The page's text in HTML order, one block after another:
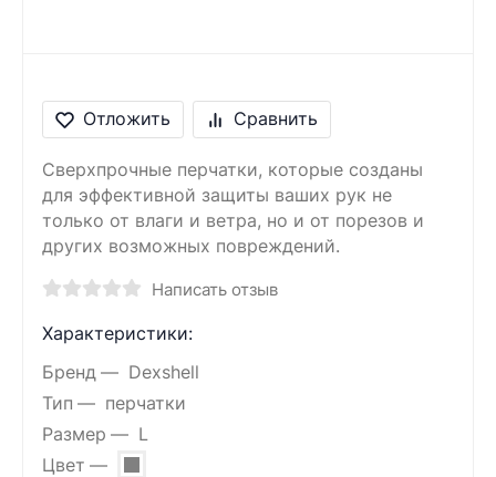
Отложить Сравнить
Сверхпрочные перчатки, которые созданы
для эффективной защиты ваших рук не
только от влаги и ветра, но и от порезов и
других возможных повреждений.
Написать отзыв
Характеристики:
Бренд
Dexshell
Тип
перчатки
Размер
L
Цвет